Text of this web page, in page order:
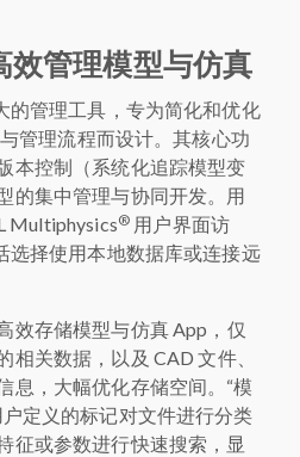
效管理模型与仿真
的管理工具，专为简化和优化
管理流程而设计。其核心功
本控制（系统化追踪模型变
的集中管理与协同开发。用
Multiphysics® 用户界面访
选择使用本地数据库或连接远
效存储模型与仿真 App，仅
相关数据，以及 CAD 文件、
息，大幅优化存储空间。“模
定义的标记对文件进行分类
征或参数进行快速搜索，显